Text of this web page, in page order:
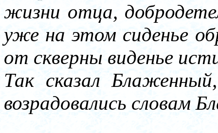
жизни отца,
уже на этом сиденье
от скверны виденье
Так сказал
возрадовались словам